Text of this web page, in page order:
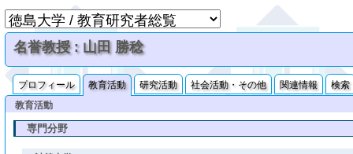
名誉教授 : 山田 勝稔
プロフィール 教育活動 研究活動 社会活動・その他 関連情報
検索
教育活動
専門分野